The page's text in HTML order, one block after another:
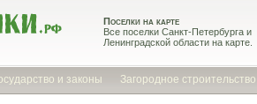
Поселки на карте
Все поселки Санкт-Петербурга и
Ленинградской области на карте.
и законы Загородное строительство